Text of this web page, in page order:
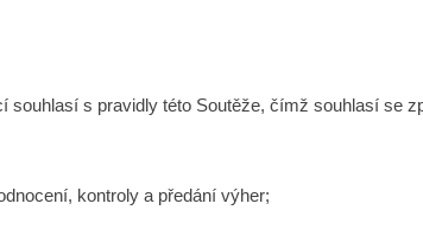
s pravidly této Soutěže, čímž souhlasí se
kontroly a předání výher;